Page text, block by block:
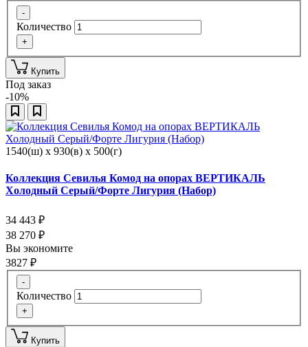
-
Количество
+
Купить
Под заказ
-10%
1540(ш) x 930(в) x 500(г)
Коллекция Севилья Комод на опорах ВЕРТИКАЛЬ
Холодный Серый/Форте Лигурия (Набор)
34 443 ₽
38 270 ₽
Вы экономите
3827 ₽
-
Количество
+
Купить